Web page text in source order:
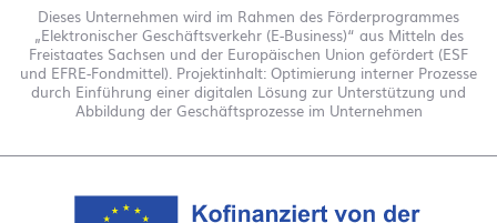
Dieses Unternehmen wird im Rahmen des Förderprogrammes
„Elektronischer Geschäftsverkehr (E-Business)“ aus Mitteln des
Freistaates Sachsen und der Europäischen Union gefördert (ESF
und EFRE-Fondmittel). Projektinhalt: Optimierung interner Prozesse
durch Einführung einer digitalen Lösung zur Unterstützung und
Abbildung der Geschäftsprozesse im Unternehmen